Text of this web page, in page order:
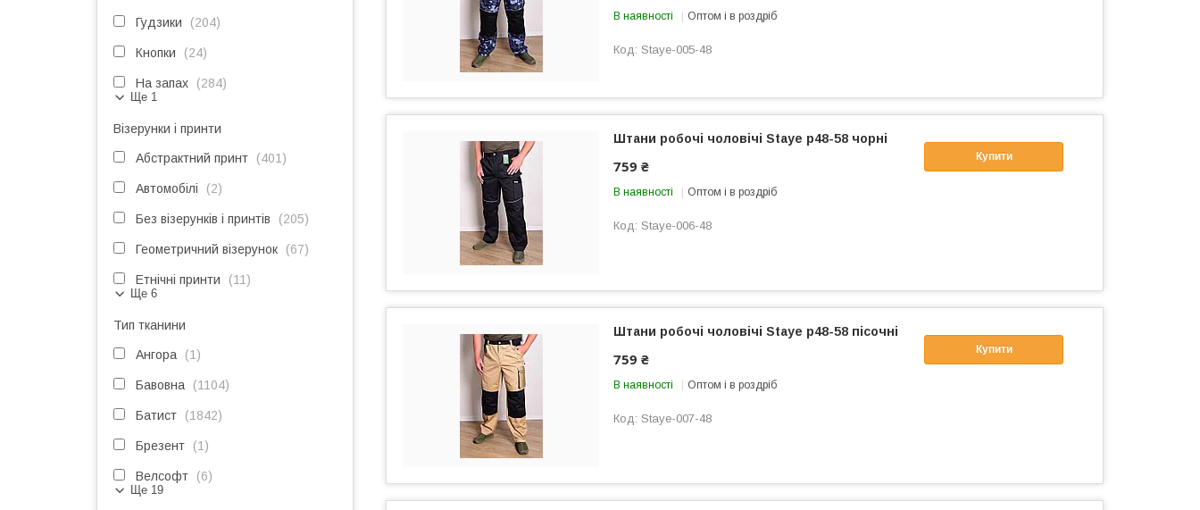
В наявності Оптом і в роздріб
Staye-005-48
Купити
Штани робочі чоловічі Staye р48-58 чорні
759 ₴
В наявності Оптом і в роздріб
Staye-006-48
Купити
Штани робочі чоловічі Staye р48-58 пісочні
759 ₴
В наявності Оптом і в роздріб
Staye-007-48
Гудзики 204
Кнопки 24
На запах 284
Ще 1
Візерунки і принти
Абстрактний принт 401
Автомобілі 2
Без візерунків і принтів 205
Геометричний візерунок 67
Етнічні принти 11
Ще 6
Тип тканини
Ангора 1
Бавовна 1104
Батист 1842
Брезент 1
Велсофт 6
Ще 19